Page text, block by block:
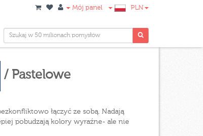
Mój panel PLN
/ Pastelowe
łączyć ze sobą. Nadają
pobudzają kolory wyraźne- ale nie